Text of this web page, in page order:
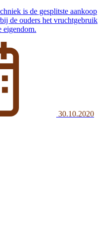
is de gesplitste aankoop
de ouders het vruchtgebruik
eigendom.
30.10.2020